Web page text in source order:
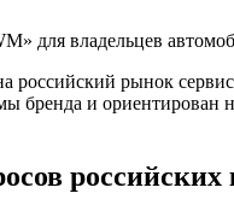
рынок
бренда и
российских